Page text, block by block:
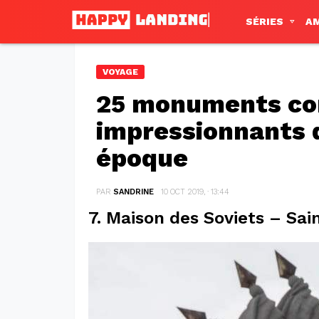
SÉRIES
VOYAGE
25 monuments
impressionnants
époque
PAR SANDRINE 10 OCT 2019, · 13:44
7. Maison des Soviets –